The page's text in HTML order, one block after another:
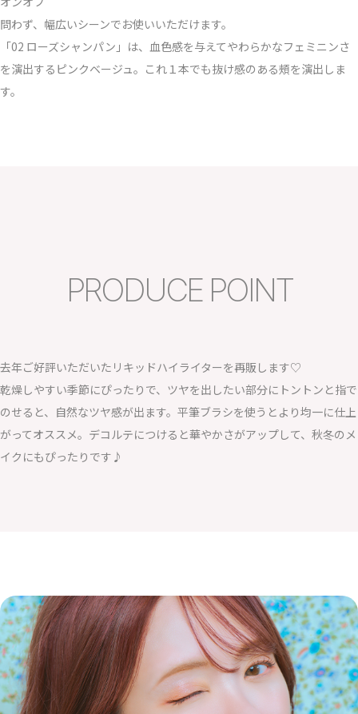
問わず、幅広いシーンでお使いいただけます。
「02 ローズシャンパン」は、⾎⾊感を与えてやわらかなフェミニンさ
を演出するピンクベージュ。これ１本でも抜け感のある頰を演出しま
す。
PRODUCE POINT
去年ご好評いただいたリキッドハイライターを再販します♡
乾燥しやすい季節にぴったりで、ツヤを出したい部分にトントンと指で
のせると、自然なツヤ感が出ます。平筆ブラシを使うとより均一に仕上
がってオススメ。デコルテにつけると華やかさがアップして、秋冬のメ
イクにもぴったりです♪